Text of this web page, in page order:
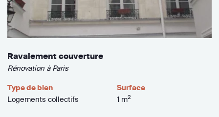
Ravalement couverture
Rénovation à Paris
Type de bien
Logements collectifs
Surface
1 m2